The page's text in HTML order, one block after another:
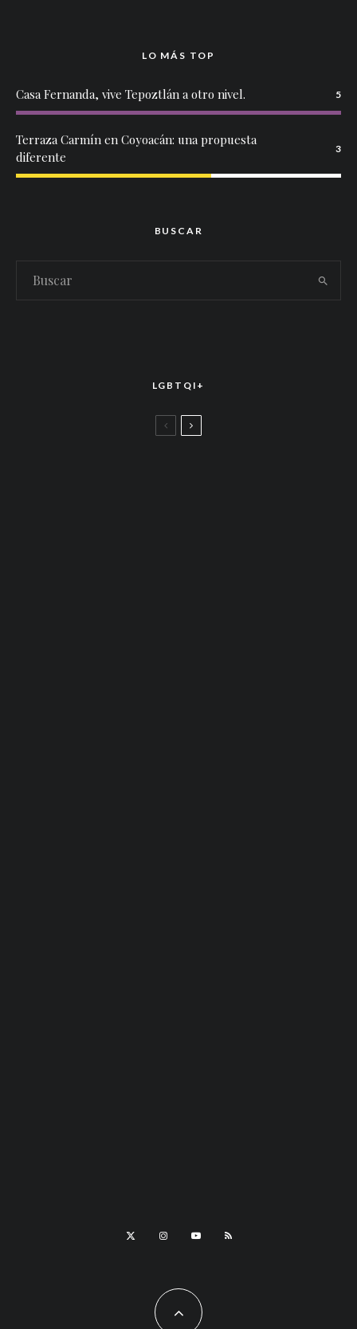
LO MÁS TOP
Casa Fernanda, vive Tepoztlán a otro nivel. 5
Terraza Carmín en Coyoacán: una propuesta
diferente
3
BUSCAR
LGBTQI+